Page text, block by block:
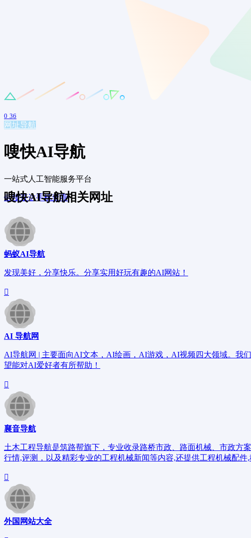
0 36
网址导航
嗖快AI导航
一站式人工智能服务平台
链接直达手机查看
嗖快AI导航相关网址
蚂蚁AI导航
发现美好，分享快乐。分享实用好玩有趣的AI网站！
AI 导航网
AI导航网 | 主要面向AI文本，AI绘画，AI游戏，AI视频四大领域。我
望能对AI爱好者有所帮助！
襄音导航
土木工程导航是筑路帮旗下，专业收录路桥市政、路面机械、市政方
行情,评测，以及精彩专业的工程机械新闻等内容,还提供工程机械配件,
外国网站大全